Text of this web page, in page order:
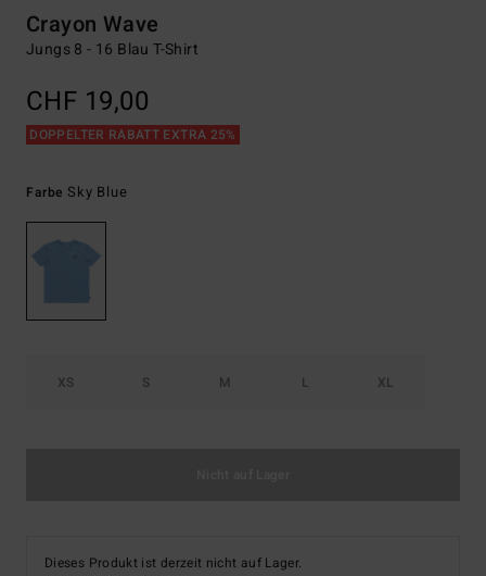
Crayon Wave
Jungs 8 - 16 Blau T-Shirt
CHF 19,00
DOPPELTER RABATT EXTRA 25%
Farbe Sky Blue
XS S M L XL
Dieses Produkt ist derzeit nicht auf Lager.